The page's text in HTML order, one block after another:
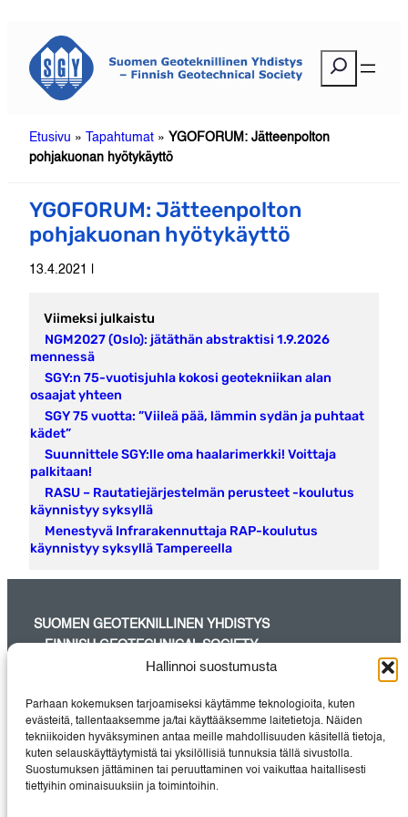
Hallinnoi suostumusta
Parhaan kokemuksen tarjoamiseksi käytämme teknologioita, kuten
evästeitä, tallentaaksemme ja/tai käyttääksemme laitetietoja. Näiden
tekniikoiden hyväksyminen antaa meille mahdollisuuden käsitellä tietoja,
kuten selauskäyttäytymistä tai yksilöllisiä tunnuksia tällä sivustolla.
Suostumuksen jättäminen tai peruuttaminen voi vaikuttaa haitallisesti
tiettyihin ominaisuuksiin ja toimintoihin.
sisältöön
Etusivu » Tapahtumat » YGOFORUM: Jätteenpolton
pohjakuonan hyötykäyttö
YGOFORUM: Jätteenpolton
pohjakuonan hyötykäyttö
13.4.2021 |
Viimeksi julkaistu
NGM2027 (Oslo): jätäthän abstraktisi 1.9.2026
mennessä
SGY:n 75-vuotisjuhla kokosi geotekniikan alan
osaajat yhteen
SGY 75 vuotta: ”Viileä pää, lämmin sydän ja puhtaat
kädet”
Suunnittele SGY:lle oma haalarimerkki! Voittaja
palkitaan!
RASU – Rautatiejärjestelmän perusteet -koulutus
käynnistyy syksyllä
Menestyvä Infrarakennuttaja RAP-koulutus
käynnistyy syksyllä Tampereella
SUOMEN GEOTEKNILLINEN YHDISTYS
– FINNISH GEOTECHNICAL SOCIETY
materiaalitoimittajien pätevin yhteisö Suomessa.
Instagram LinkedIn